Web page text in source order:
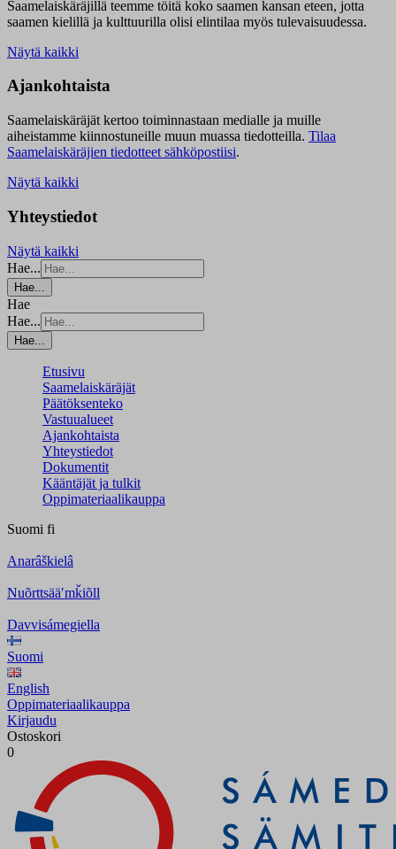
Saamelaiskäräjillä teemme töitä koko saamen kansan eteen, jotta
saamen kielillä ja kulttuurilla olisi elintilaa myös tulevaisuudessa.
Näytä kaikki
Ajankohtaista
Saamelaiskäräjät kertoo toiminnastaan medialle ja muille
aiheistamme kiinnostuneille muun muassa tiedotteilla. Tilaa
Saamelaiskäräjien tiedotteet sähköpostiisi.
Näytä kaikki
Yhteystiedot
Näytä kaikki
Hae...
Hae...
Hae
Hae...
Hae...
Etusivu
Saamelaiskäräjät
Päätöksenteko
Vastuualueet
Ajankohtaista
Yhteystiedot
Dokumentit
Kääntäjät ja tulkit
Oppimateriaalikauppa
Suomi fi
Anarâškielâ
Nuõrttsääʹmǩiõll
Davvisámegiella
Suomi
English
Oppimateriaalikauppa
Kirjaudu
Ostoskori
0